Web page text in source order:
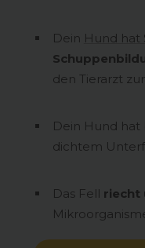
Dein Hund hat
den Tierarzt
Dein Hund
dichtem
Das Fell riecht